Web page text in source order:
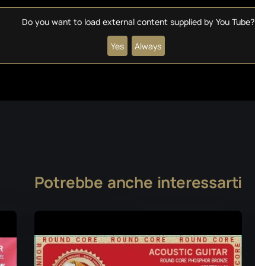
Do you want to load external content supplied by You Tube?
Yes Always
Potrebbe anche interessarti